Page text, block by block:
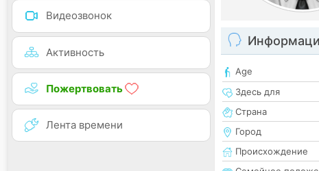
Видеозвонок
Активность
Пожертвовать
Лента времени
Age
Здесь для
Страна
Город
Происхождение